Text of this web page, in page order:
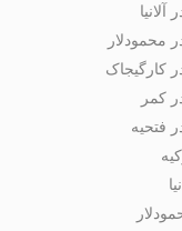
آلانیا
محمودلار
کارگیجاک
کمر
فتحیه